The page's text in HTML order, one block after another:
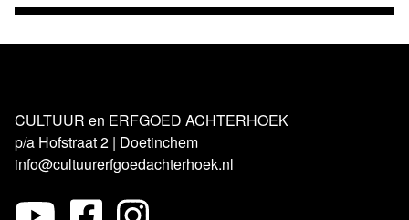
CULTUUR en ERFGOED ACHTERHOEK
p/a Hofstraat 2 | Doetinchem
info@cultuurerfgoedachterhoek.nl